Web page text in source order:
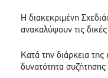
H διακεκριμένη
ανακαλύψουν τις
Κατά την διάρκεια
δυνατότητα